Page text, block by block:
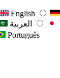
English
Português